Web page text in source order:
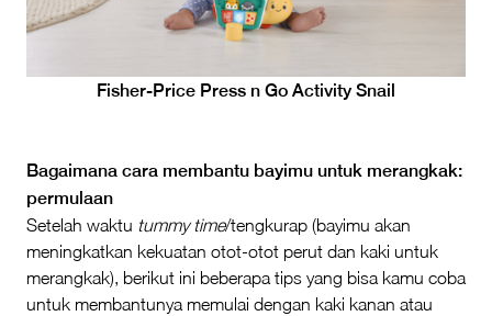
Fisher-Price Press n Go Activity Snail
Bagaimana cara membantu bayimu untuk merangkak:
permulaan
Setelah waktu tummy time/tengkurap (bayimu akan
meningkatkan kekuatan otot-otot perut dan kaki untuk
merangkak), berikut ini beberapa tips yang bisa kamu coba
untuk membantunya memulai dengan kaki kanan atau